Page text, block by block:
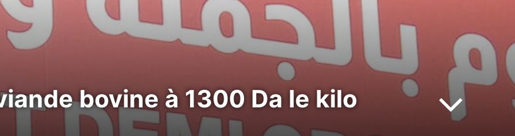
bovine à 1300 Da le kilo